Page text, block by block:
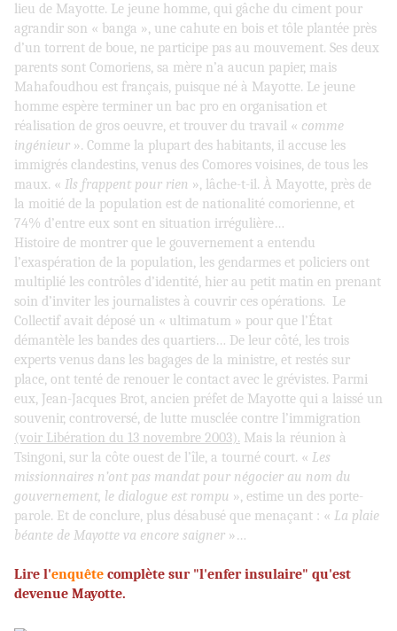
lieu de Mayotte. Le jeune homme, qui gâche du ciment pour
agrandir son « banga », une cahute en bois et tôle plantée près
d’un torrent de boue, ne participe pas au mouvement. Ses deux
parents sont Comoriens, sa mère n’a aucun papier, mais
Mahafoudhou est français, puisque né à Mayotte. Le jeune
homme espère terminer un bac pro en organisation et
réalisation de gros oeuvre, et trouver du travail « comme
ingénieur ». Comme la plupart des habitants, il accuse les
immigrés clandestins, venus des Comores voisines, de tous les
maux. « Ils frappent pour rien », lâche-t-il. À Mayotte, près de
la moitié de la population est de nationalité comorienne, et
74% d’entre eux sont en situation irrégulière…
Histoire de montrer que le gouvernement a entendu
l’exaspération de la population, les gendarmes et policiers ont
multiplié les contrôles d’identité, hier au petit matin en prenant
soin d’inviter les journalistes à couvrir ces opérations. Le
Collectif avait déposé un « ultimatum » pour que l’État
démantèle les bandes des quartiers… De leur côté, les trois
experts venus dans les bagages de la ministre, et restés sur
place, ont tenté de renouer le contact avec le grévistes. Parmi
eux, Jean-Jacques Brot, ancien préfet de Mayotte qui a laissé un
souvenir, controversé, de lutte musclée contre l’immigration
(voir Libération du 13 novembre 2003). Mais la réunion à
Tsingoni, sur la côte ouest de l’île, a tourné court. « Les
missionnaires n’ont pas mandat pour négocier au nom du
gouvernement, le dialogue est rompu », estime un des porte-
parole. Et de conclure, plus désabusé que menaçant : « La plaie
béante de Mayotte va encore saigner »…
Lire l'enquête complète sur "l'enfer insulaire" qu'est
devenue Mayotte.